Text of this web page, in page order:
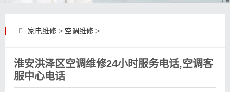
家电维修> 空调维修>
淮安洪泽区空调维修24小时服务电话,空调客
服中心电话